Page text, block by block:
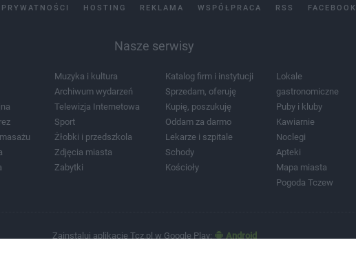
HOSTING REKLAMA WSPÓŁPRACA RSS FACEBOOK
Nasze serwisy
Muzyka i kultura
Archiwum wydarzeń
Telewizja Internetowa
Sport
Żłobki i przedszkola
Zdjęcia miasta
Zabytki
Katalog firm i instytucji
Sprzedam, oferuję
Kupię, poszukuję
Oddam za darmo
Lekarze i szpitale
Schody
Kościoły
Lokale
gastronomiczne
Puby i kluby
Kawiarnie
Noclegi
Apteki
Mapa miasta
Pogoda Tczew
Zainstaluj aplikację Tcz.pl w Google Play: Android